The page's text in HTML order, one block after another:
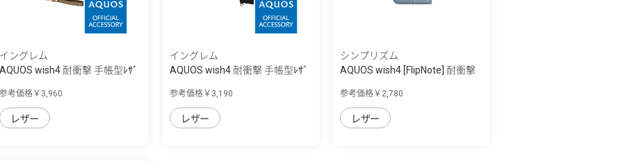
イングレム
AQUOS wish4 耐衝撃 手帳型ﾚｻﾞ
参考価格￥3,960
レザー
イングレム
AQUOS wish4 耐衝撃 手帳型ﾚｻﾞ
参考価格￥3,190
レザー
シンプリズム
AQUOS wish4 [FlipNote] 耐衝撃
参考価格￥2,780
レザー